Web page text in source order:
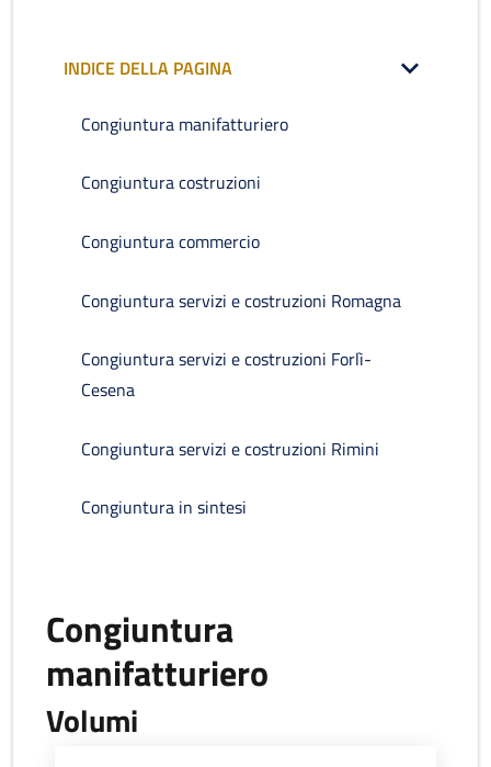
INDICE DELLA PAGINA
Congiuntura manifatturiero
Congiuntura costruzioni
Congiuntura commercio
Congiuntura servizi e costruzioni Romagna
Congiuntura servizi e costruzioni Forlì-
Cesena
Congiuntura servizi e costruzioni Rimini
Congiuntura in sintesi
Congiuntura
manifatturiero
Volumi